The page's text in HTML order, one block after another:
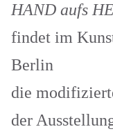
HAND aufs
findet im
Berlin
die
der